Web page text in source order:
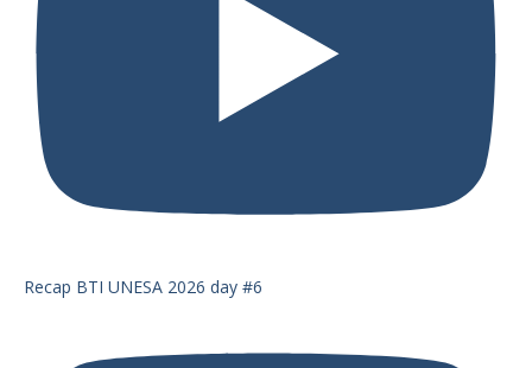
Recap BTI UNESA 2026 day #6